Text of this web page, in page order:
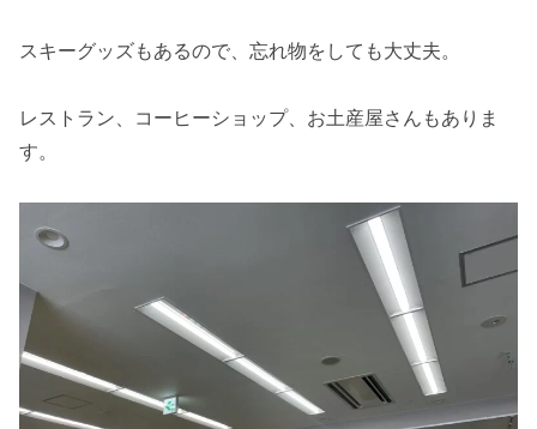
スキーグッズもあるので、忘れ物をしても大丈夫。
レストラン、コーヒーショップ、お土産屋さんもありま
す。